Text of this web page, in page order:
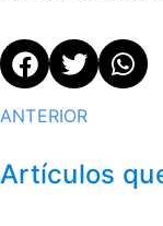
ANTERIOR
Artículos